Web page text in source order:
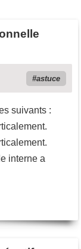
astuce
suivants :
interne a